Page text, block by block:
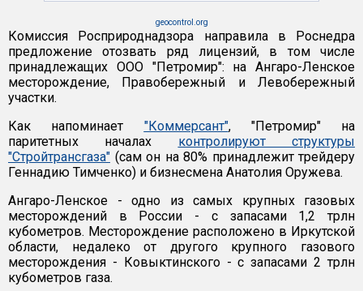
geocontrol.org
Комиссия Росприроднадзора направила в Роснедра
предложение отозвать ряд лицензий, в том числе
принадлежащих ООО "Петромир": на Ангаро-Ленское
месторождение, Правобережный и Левобережный
участки.
Как напоминает "Коммерсант", "Петромир" на
паритетных началах контролируют структуры
"Стройтрансгаза" (сам он на 80% принадлежит трейдеру
Геннадию Тимченко) и бизнесмена Анатолия Оружева.
Ангаро-Ленское - одно из самых крупных газовых
месторождений в России - с запасами 1,2 трлн
кубометров. Месторождение расположено в Иркутской
области, недалеко от другого крупного газового
месторождения - Ковыктинского - с запасами 2 трлн
кубометров газа.